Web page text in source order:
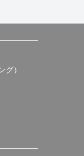
グ）